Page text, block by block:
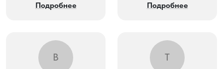
Подробнее Подробнее
В T